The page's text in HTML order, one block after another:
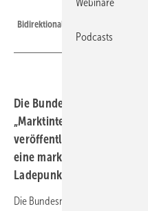
Bidirektionales Laden eröffnet
Die Bundesnetzagentur
„Marktintegration Speicher
veröffentlicht. Die
eine marktaktive Nutzung
Ladepunkten eröffnen.
Die Bundesnetzagentur will die
Webinare
Podcasts